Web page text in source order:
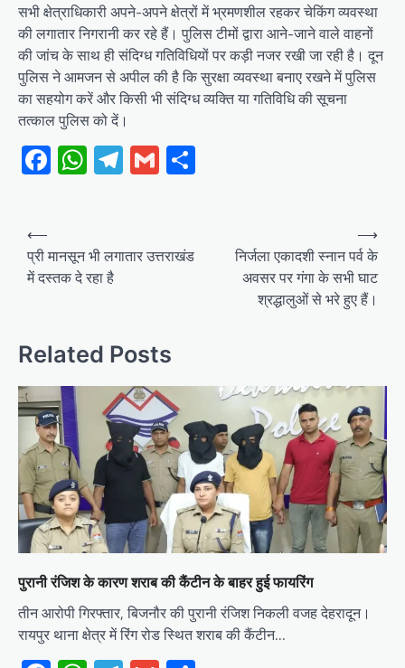
सभी क्षेत्राधिकारी अपने-अपने क्षेत्रों में भ्रमणशील रहकर चेकिंग व्यवस्था
की लगातार निगरानी कर रहे हैं। पुलिस टीमों द्वारा आने-जाने वाले वाहनों
की जांच के साथ ही संदिग्ध गतिविधियों पर कड़ी नजर रखी जा रही है। दून
पुलिस ने आमजन से अपील की है कि सुरक्षा व्यवस्था बनाए रखने में पुलिस
का सहयोग करें और किसी भी संदिग्ध व्यक्ति या गतिविधि की सूचना
तत्काल पुलिस को दें।
Facebook
WhatsApp
Telegram
Gmail
Post
navigation
⟵
प्री मानसून भी लगातार उत्तराखंड
में दस्तक दे रहा है
निर्जला एकादशी स्नान पर्व के
अवसर पर गंगा के सभी घाट
श्रद्धालुओं से भरे हुए हैं।
⟶
Related Posts
पुरानी रंजिश के कारण शराब की कैंटीन के बाहर हुई फायरिंग
तीन आरोपी गिरफ्तार, बिजनौर की पुरानी रंजिश निकली वजह देहरादून।
रायपुर थाना क्षेत्र में रिंग रोड स्थित शराब की कैंटीन…